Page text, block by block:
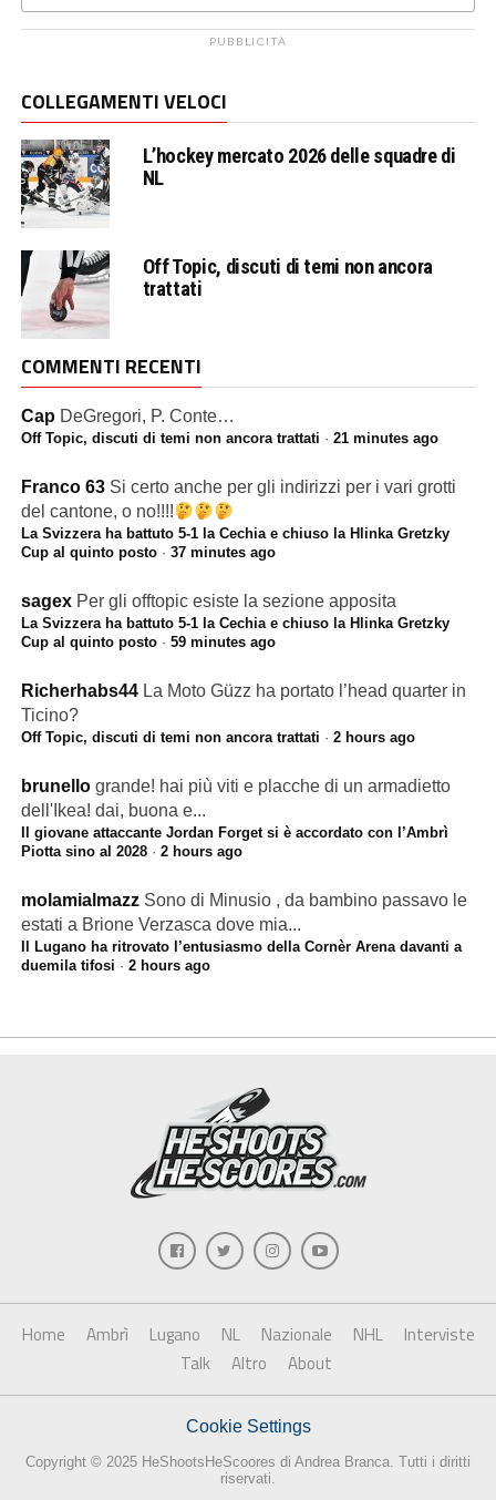
PUBBLICITÀ
COLLEGAMENTI VELOCI
L’hockey mercato 2026 delle squadre di
NL
Off Topic, discuti di temi non ancora
trattati
COMMENTI RECENTI
Cap DeGregori, P. Conte…
Off Topic, discuti di temi non ancora trattati · 21 minutes ago
Franco 63 Si certo anche per gli indirizzi per i vari grotti
del cantone, o no!!!!
La Svizzera ha battuto 5-1 la Cechia e chiuso la Hlinka Gretzky
Cup al quinto posto· 37 minutes ago
sagex Per gli offtopic esiste la sezione apposita
La Svizzera ha battuto 5-1 la Cechia e chiuso la Hlinka Gretzky
Cup al quinto posto· 59 minutes ago
Richerhabs44 La Moto Güzz ha portato l’head quarter in
Ticino?
Off Topic, discuti di temi non ancora trattati · 2 hours ago
brunello grande! hai più viti e placche di un armadietto
dell'Ikea! dai, buona e...
Il giovane attaccante Jordan Forget si è accordato con l’Ambrì
Piotta sino al 2028· 2 hours ago
molamialmazz Sono di Minusio , da bambino passavo le
estati a Brione Verzasca dove mia...
Il Lugano ha ritrovato l’entusiasmo della Cornèr Arena davanti a
duemila tifosi · 2 hours ago
Home Ambrì Lugano NL Nazionale NHL
Interviste
Talk
Altro About
Cookie Settings
Copyright © 2025 HeShootsHeScoores di Andrea Branca. Tutti i diritti
riservati.